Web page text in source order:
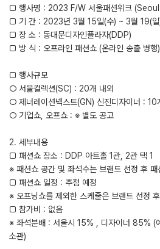
□ 행사명 : 2023 F/W 서울패션위크
□ 기 간 : 2023년 3월 15일(수) ~ 3월 19(
□ 장 소 : 동대문디자인플라자(DDP)
□ 방 식 : 오프라인 패션쇼 (온라인 송출 병행)
□ 행사규모
○ 서울컬렉션(SC) : 20개 내외
○ 제너레이션넥스트(GN) 신진디자이너 : 10
○ 기업쇼, 오프쇼 : ※ 별도 공고
2. 세부내용
□ 패션쇼 장소 : DDP 아트홀 1관, 2관 택 1
※ 패션쇼 공간 및 좌석수는 브랜드 선정 후 패
□ 패션쇼 일정 : 추첨 예정
※ 오프닝쇼를 제외한 스케줄은 브랜드 선정
□ 참가비 : 없음
※ 좌석분배 : 서울시 15% , 디자이너 85% (
소관)